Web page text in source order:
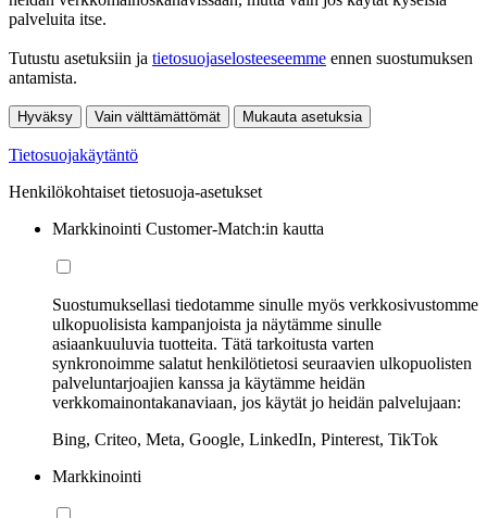
palveluita itse.
Tutustu asetuksiin ja tietosuojaselosteeseemme ennen suostumuksen
antamista.
Hyväksy Vain välttämättömät Mukauta asetuksia
Tietosuojakäytäntö
Henkilökohtaiset tietosuoja-asetukset
Markkinointi Customer-Match:in kautta
Suostumuksellasi tiedotamme sinulle myös verkkosivustomme
ulkopuolisista kampanjoista ja näytämme sinulle
asiaankuuluvia tuotteita. Tätä tarkoitusta varten
synkronoimme salatut henkilötietosi seuraavien ulkopuolisten
palveluntarjoajien kanssa ja käytämme heidän
verkkomainontakanaviaan, jos käytät jo heidän palvelujaan:
Bing, Criteo, Meta, Google, LinkedIn, Pinterest, TikTok
Markkinointi